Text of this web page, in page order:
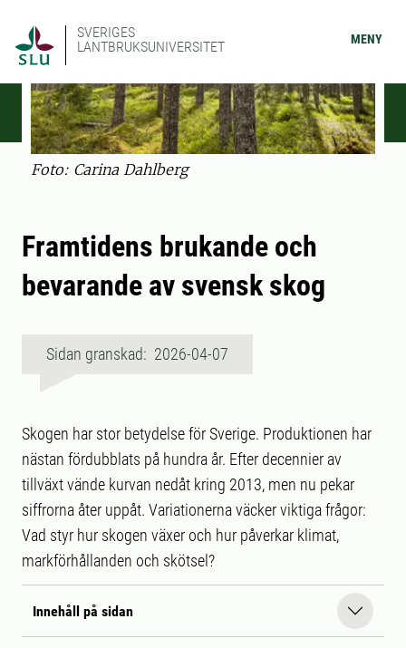
SVERIGES
LANTBRUKSUNIVERSITET
MENY
Foto: Carina Dahlberg
Framtidens brukande och
bevarande av svensk skog
Sidan granskad: 2026-04-07
Skogen har stor betydelse för Sverige. Produktionen har
nästan fördubblats på hundra år. Efter decennier av
tillväxt vände kurvan nedåt kring 2013, men nu pekar
siffrorna åter uppåt. Variationerna väcker viktiga frågor:
Vad styr hur skogen växer och hur påverkar klimat,
markförhållanden och skötsel?
Innehåll på sidan